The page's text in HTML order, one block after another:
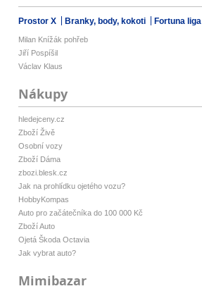
Prostor X Branky, body, kokoti Fortuna liga
Milan Knížák pohřeb
Jiří Pospíšil
Václav Klaus
Nákupy
hledejceny.cz
Zboží Živě
Osobní vozy
Zboží Dáma
zbozi.blesk.cz
Jak na prohlídku ojetého vozu?
HobbyKompas
Auto pro začátečníka do 100 000 Kč
Zboží Auto
Ojetá Škoda Octavia
Jak vybrat auto?
Mimibazar